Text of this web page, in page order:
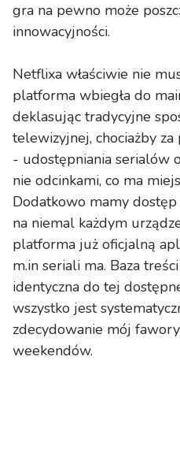
gra na pewno może
innowacyjności.
Netflixa właściwie nie
platforma wbiegła do
deklasując tradycyjne
telewizyjnej, chociażby
- udostępniania serialów
nie odcinkami, co ma
Dodatkowo mamy
na niemal każdym
platforma już oficjalną
m.in seriali ma. Baza
identyczna do tej
wszystko jest
zdecydowanie mój
weekendów.